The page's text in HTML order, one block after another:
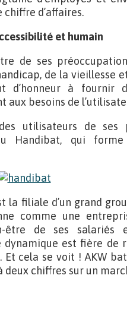
chiffre d’affaires.
et humain
de ses
de la vieillesse
à fournir
besoins de
utilisateurs de ses
Handibat, qui
la filiale d’un grand
comme une
être de ses
dynamique est fière de
cela se voit ! AKW
chiffres sur un